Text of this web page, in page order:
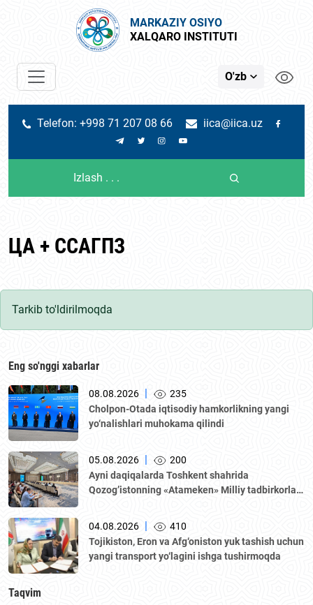
MARKAZIY OSIYO
XALQARO INSTITUTI
O'zb
Telefon: +998 71 207 08 66 iica@iica.uz
ЦА + ССАГПЗ
Tarkib to'ldirilmoqda
Eng so'nggi xabarlar
08.08.2026 |
235
Cholpon-Otada iqtisodiy hamkorlikning yangi
yo‘nalishlari muhokama qilindi
05.08.2026 |
200
Аyni daqiqalarda Toshkent shahrida
Qozogʼistonning «Аtameken» Milliy tadbirkorlar
Oʼzbekiston–Qozogʼiston biznes-forumi va B2B
muzokaralari boʼlib oʼtmoqda.
04.08.2026 |
410
Tojikiston, Eron va Afg‘oniston yuk tashish uchun
yangi transport yo‘lagini ishga tushirmoqda
Taqvim